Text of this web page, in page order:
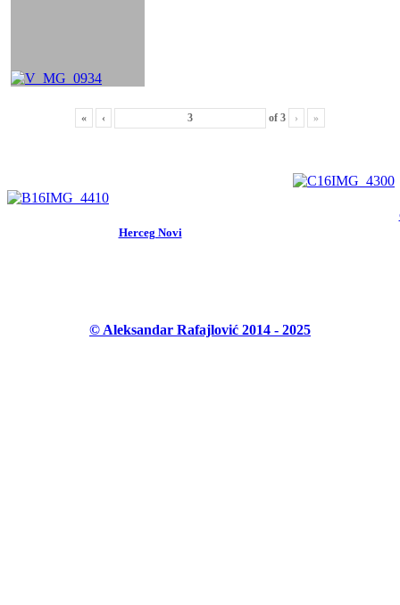
« ‹ of 3 › »
Herceg Novi
© Aleksandar Rafajlović 2014 - 2025